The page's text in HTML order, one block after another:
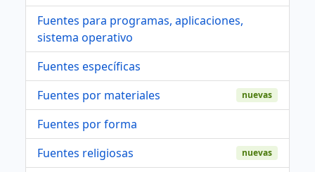
Fuentes para programas, aplicaciones,
sistema operativo
Fuentes específicas
Fuentes por materiales
nuevas
Fuentes por forma
Fuentes religiosas
nuevas